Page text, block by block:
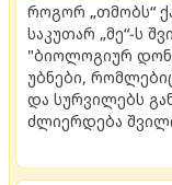
როგორ „თმობს“
საკუთარ „მე“-ს
"ბიოლოგიურ
უბნები,
და სურვილებს
ძლიერდება